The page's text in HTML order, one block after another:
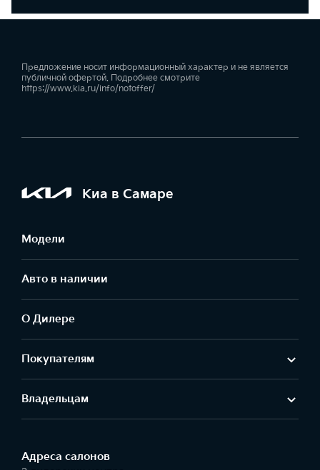
Предложение носит информационный характер и не является
публичной офертой. Подробнее смотрите
https://www.kia.ru/info/notoffer/
Киа в Самаре
Модели
Авто в наличии
О Дилере
Покупателям
Владельцам
Адреса салонов